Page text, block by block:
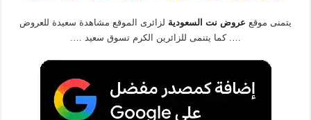
يتمنى موقع عروض نت السعوديةلزائرى الموقع مشاهدة سعيدة للعروض
…. كما يتنمى للزائرين الكرم تسوق سعيد ….